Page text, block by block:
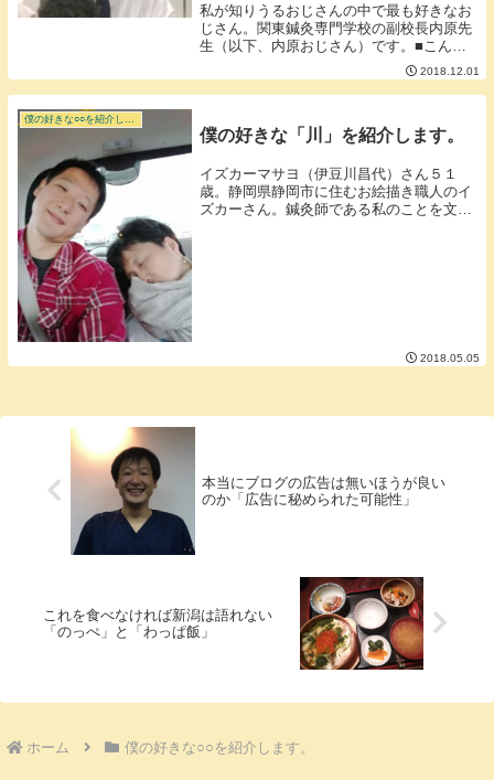
私が知りうるおじさんの中で最も好きなお
じさん。関東鍼灸専門学校の副校長内原先
生（以下、内原おじさん）です。■こんな
に無礼な態度で接すれる副校長は内原おじ
さんしかいない。このブログののっけから
おじさん呼ばわりしていることからも分か
2018.12.01
僕の好きな○○を紹介します。
僕の好きな「川」を紹介します。
イズカーマサヨ（伊豆川昌代）さん５１
歳。静岡県静岡市に住むお絵描き職人のイ
ズカーさん。鍼灸師である私のことを文字
2018.05.05
本当にブログの広告は無いほうが良い
のか「広告に秘められた可能性」
これを食べなければ新潟は語れない
「のっぺ」と「わっぱ飯」
ホーム 僕の好きな○○を紹介します。